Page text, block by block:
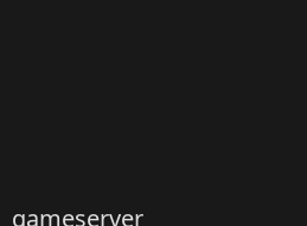
gameserver